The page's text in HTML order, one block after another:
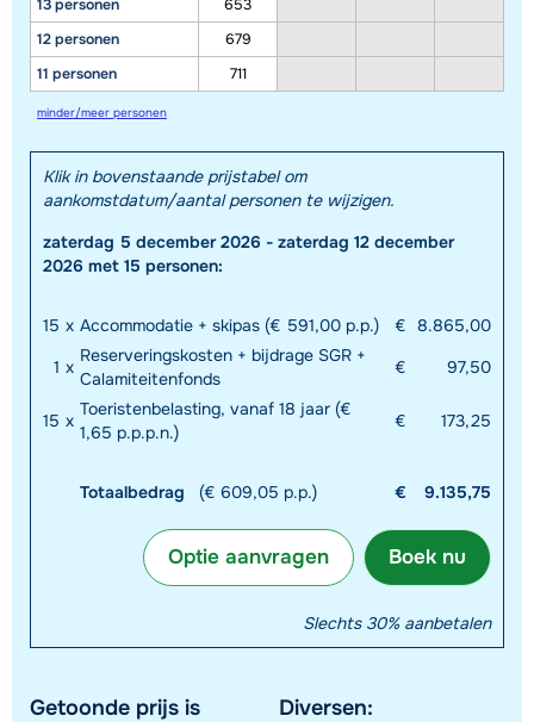
13 personen
12 personen
11 personen
653
679
711
minder/meer personen
Klik in bovenstaande prijstabel om
aankomstdatum/aantal personen te wijzigen.
zaterdag 5 december 2026 - zaterdag 12 december
2026 met 15 personen:
15 x Accommodatie + skipas (€ 591,00 p.p.) € 8.865,00
1 x
Reserveringskosten + bijdrage SGR +
Calamiteitenfonds
€ 97,50
15 x
Toeristenbelasting, vanaf 18 jaar (€
1,65 p.p.p.n.)
€ 173,25
Totaalbedrag (€ 609,05 p.p.) € 9.135,75
Boek nu
Optie aanvragen
Slechts 30% aanbetalen
Getoonde prijs is
Diversen: